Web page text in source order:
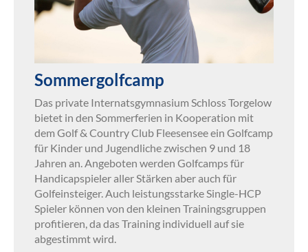
Sommergolfcamp
Das private Internatsgymnasium Schloss Torgelow
bietet in den Sommerferien in Kooperation mit
dem Golf & Country Club Fleesensee ein Golfcamp
für Kinder und Jugendliche zwischen 9 und 18
Jahren an. Angeboten werden Golfcamps für
Handicapspieler aller Stärken aber auch für
Golfeinsteiger. Auch leistungsstarke Single-HCP
Spieler können von den kleinen Trainingsgruppen
profitieren, da das Training individuell auf sie
abgestimmt wird.